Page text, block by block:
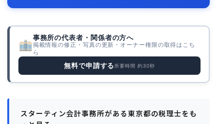
事務所の代表者・関係者の方へ
掲載情報の修正・写真の更新・オーナー権限の取得はこち
ら
無料で申請する 所要時間 約30秒
スターティン会計事務所がある東京都の税理士をも